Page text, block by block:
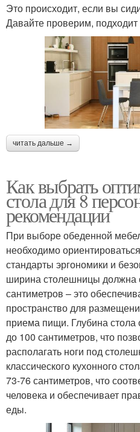
Это происходит, если вы
Давайте проверим,
читать дальше →
Как выбрать
стола для 8
рекомендации
При выборе обеденной
необходимо
стандарты эргономики и
ширина столешницы должна
сантиметров – это
пространство для
приема пищи. Глубина стола
до 100 сантиметров, что
располагать ноги под
классического кухонного
73-76 сантиметров, что
человека и обеспечивает
еды.